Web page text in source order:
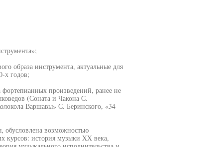
образа инструмента, актуальные для
х годов;
фортепианных произведений, ранее не
(Соната и Чакона С.
Варшавы» С. Беринского, «34
обусловлена возможностью
курсов: история музыки XX века,